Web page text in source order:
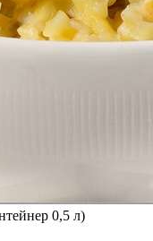
0,5 л)